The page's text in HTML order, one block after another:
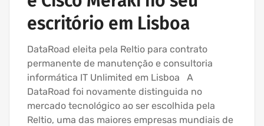
escritório em Lisboa
DataRoad eleita pela Reltio para contrato
permanente de manutenção e consultoria
informática IT Unlimited em Lisboa A
DataRoad foi novamente distinguida no
mercado tecnológico ao ser escolhida pela
Reltio, uma das maiores empresas mundiais de